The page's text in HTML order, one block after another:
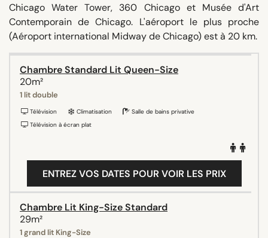
Chicago Water Tower, 360 Chicago et Musée d'Art
Contemporain de Chicago. L'aéroport le plus proche
(Aéroport international Midway de Chicago) est à 20 km.
Chambre Standard Lit Queen-Size
20m²
1 lit double
Télévision Climatisation
Salle de bains privative
Télévision à écran plat
ENTREZ VOS DATES POUR VOIR LES PRIX
Chambre Lit King-Size Standard
29m²
1 grand lit King-Size